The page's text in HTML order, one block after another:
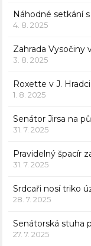
Náhodné setkání
4. 8. 2025
Zahrada Vysočiny
3. 8. 2025
Roxette v J. Hradci
1. 8. 2025
Senátor Jirsa na
31. 7. 2025
Pravidelný špacír
31. 7. 2025
Srdcaři nosí triko
28. 7. 2025
Senátorská stuha
27. 7. 2025